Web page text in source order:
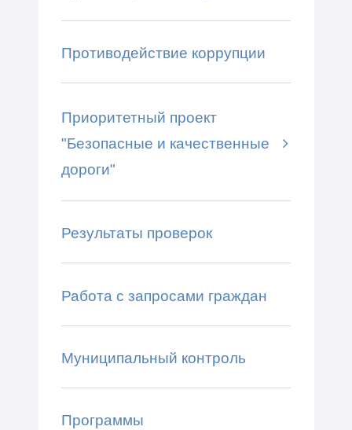
Противодействие коррупции
Приоритетный проект
"Безопасные и качественные
дороги"
Результаты проверок
Работа с запросами граждан
Муниципальный контроль
Программы